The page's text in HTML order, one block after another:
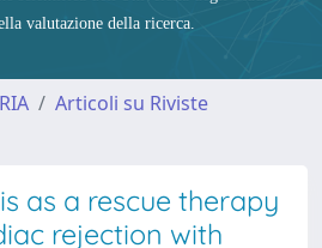
valutazione della ricerca.
Articoli su Riviste
as a rescue therapy
rejection with